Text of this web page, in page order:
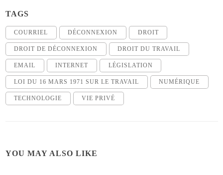
TAGS
COURRIEL DÉCONNEXION DROIT
DROIT DE DÉCONNEXION DROIT DU TRAVAIL
EMAIL INTERNET LÉGISLATION
LOI DU 16 MARS 1971 SUR LE TRAVAIL NUMÉRIQUE
TECHNOLOGIE VIE PRIVÉ
YOU MAY ALSO LIKE